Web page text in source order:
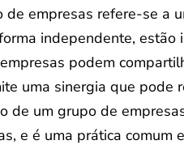
de empresas refere-se a
independente,
podem
uma sinergia que
de um grupo de
e é uma prática comum